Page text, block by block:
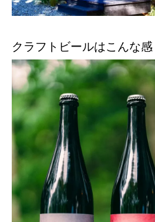
クラフトビールはこんな